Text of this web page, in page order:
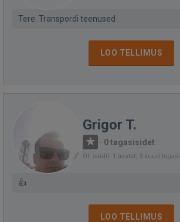
Tere. Transpordi teenused
LOO TELLIMUS
Grigor T.
· 0 tagasisidet
Oli saidil: 1 aastat, 3 kuud tagasi
👍
LOO TELLIMUS